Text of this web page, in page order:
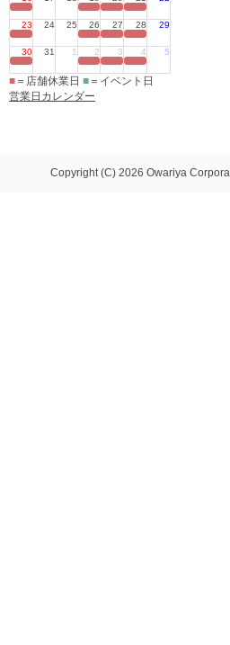
23 24 25 26 27 28 29
30 31 1 2 3 4 5
■ ＝店舗休業日 ■ ＝イベント日
営業日カレンダー
Copyright (C) 2026 Owariya